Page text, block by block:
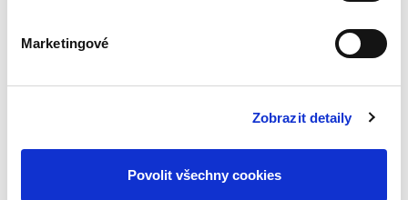
Marketingové
Zobrazit detaily
Povolit všechny cookies
390,00 Kč
skutečného majitele právnických osob a dalších
fondů z pohledu orgánů činných v trestním